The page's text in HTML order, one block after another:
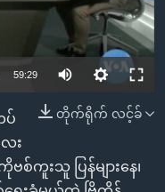
59:29
တိုက်ရိုက် လင့်ခ်
ပ်
း
ကူးသူ ပြန်များနေ၊